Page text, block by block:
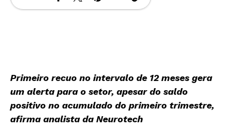
Primeiro recuo no intervalo de 12 meses gera
um alerta para o setor, apesar do saldo
positivo no acumulado do primeiro trimestre,
afirma analista da Neurotech